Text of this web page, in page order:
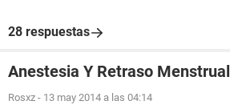
28 respuestas
Anestesia Y Retraso Menstrual
Rosxz - 13 may 2014 a las 04:14